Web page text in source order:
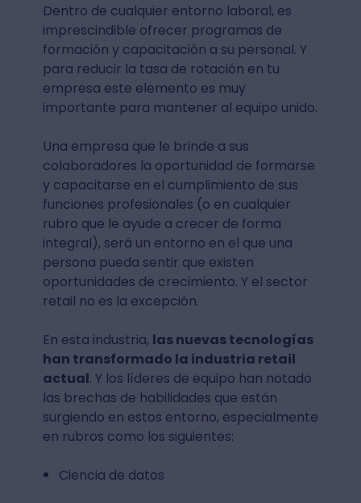
Dentro de cualquier entorno laboral, es
imprescindible ofrecer programas de
formación y capacitación a su personal. Y
para reducir la tasa de rotación en tu
empresa este elemento es muy
importante para mantener al equipo unido.
Una empresa que le brinde a sus
colaboradores la oportunidad de formarse
y capacitarse en el cumplimiento de sus
funciones profesionales (o en cualquier
rubro que le ayude a crecer de forma
integral), será un entorno en el que una
persona pueda sentir que existen
oportunidades de crecimiento. Y el sector
retail no es la excepción.
En esta industria, las nuevas tecnologías
han transformado la industria retail
actual. Y los líderes de equipo han notado
las brechas de habilidades que están
surgiendo en estos entorno, especialmente
en rubros como los siguientes:
Ciencia de datos